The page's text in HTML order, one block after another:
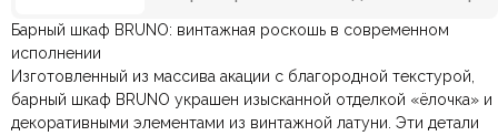
Барный шкаф BRUNO: винтажная роскошь в современном
исполнении
Изготовленный из массива акации с благородной текстурой,
барный шкаф BRUNO украшен изысканной отделкой «ёлочка» и
декоративными элементами из винтажной латуни. Эти детали
Комната
Гостиная, Кабинет,
Прихожая, Спальня
Материал
Латунь, Массив акации,
МДФ, Шпон
По всей России:отправляем через транспортную
компаниюСДЭК. Срок доставки —до 7 дней.
Оплата в салоне-магазине— наличными или картой
при самовывозе.